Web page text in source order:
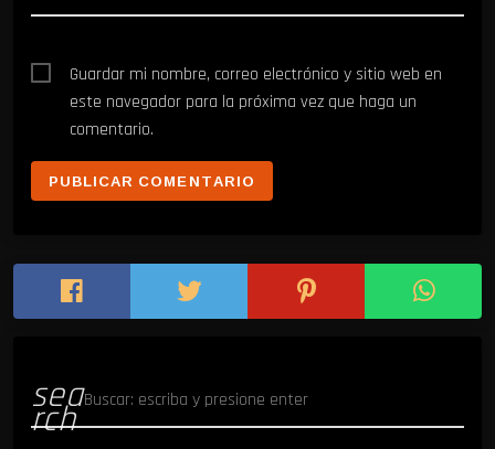
Guardar mi nombre, correo electrónico y sitio web en
este navegador para la próxima vez que haga un
comentario.
sea
rch